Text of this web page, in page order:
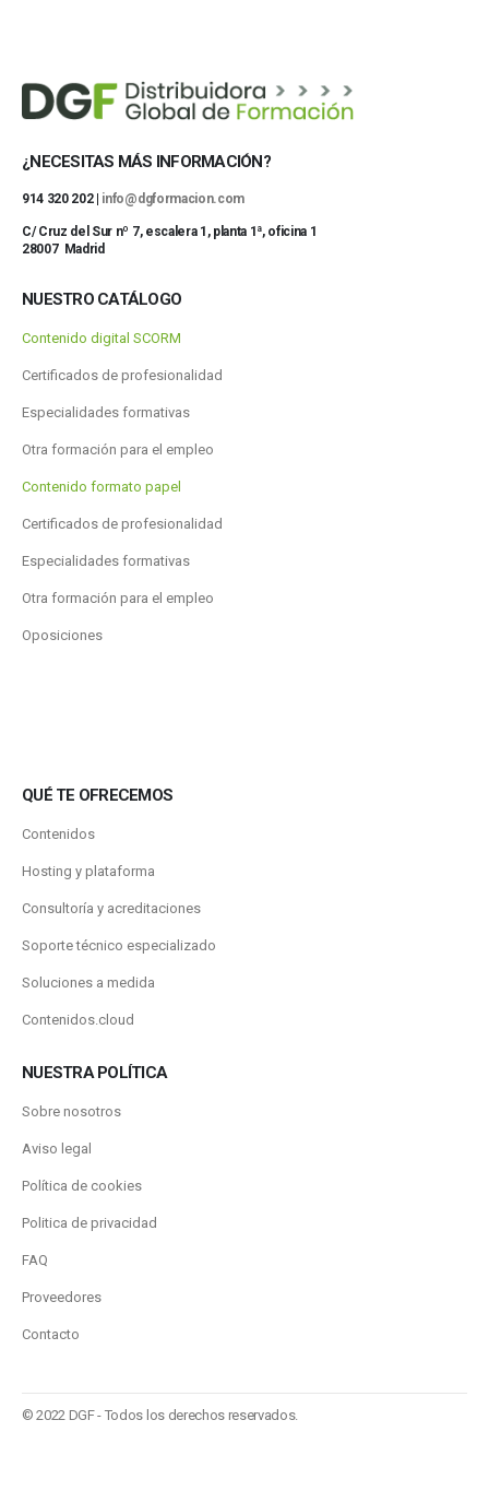
¿NECESITAS MÁS INFORMACIÓN?
914 320 202 | info@dgformacion.com
C/ Cruz del Sur nº 7, escalera 1, planta 1ª, oficina 1
28007 Madrid
NUESTRO CATÁLOGO
Contenido digital SCORM
Certificados de profesionalidad
Especialidades formativas
Otra formación para el empleo
Contenido formato papel
Certificados de profesionalidad
Especialidades formativas
Otra formación para el empleo
Oposiciones
QUÉ TE OFRECEMOS
Contenidos
Hosting y plataforma
Consultoría y acreditaciones
Soporte técnico especializado
Soluciones a medida
Contenidos.cloud
NUESTRA POLÍTICA
Sobre nosotros
Aviso legal
Política de cookies
Politica de privacidad
FAQ
Proveedores
Contacto
© 2022 DGF - Todos los derechos reservados.